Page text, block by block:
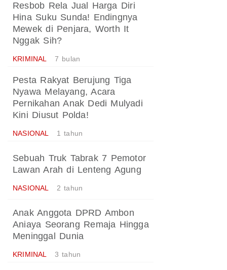
Resbob Rela Jual Harga Diri
Hina Suku Sunda! Endingnya
Mewek di Penjara, Worth It
Nggak Sih?
KRIMINAL 7 bulan
Pesta Rakyat Berujung Tiga
Nyawa Melayang, Acara
Pernikahan Anak Dedi Mulyadi
Kini Diusut Polda!
NASIONAL 1 tahun
Sebuah Truk Tabrak 7 Pemotor
Lawan Arah di Lenteng Agung
NASIONAL 2 tahun
Anak Anggota DPRD Ambon
Aniaya Seorang Remaja Hingga
Meninggal Dunia
KRIMINAL 3 tahun